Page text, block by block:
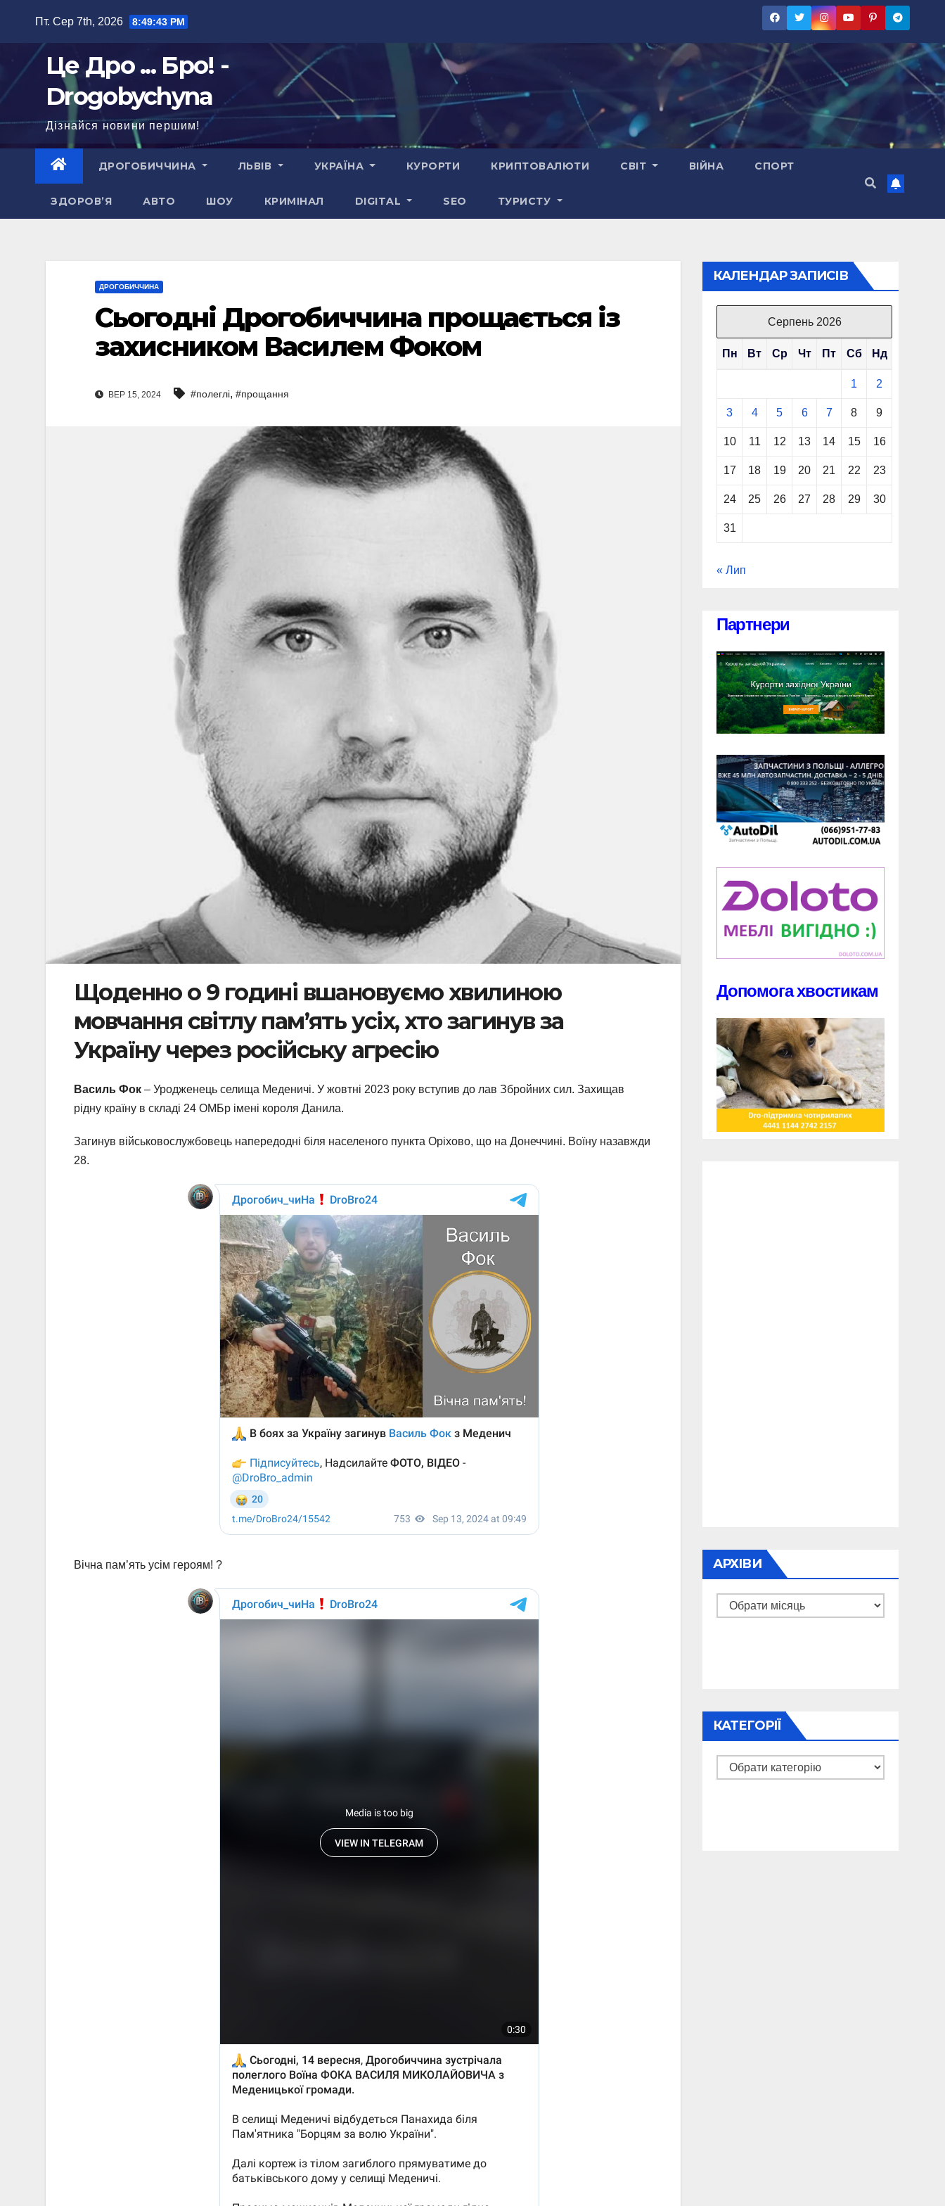
Пт. Сер 7th, 2026 8:49:44 PM
Це Дро ... Бро! -
Drogobychyna
Дізнайся новини першим!
ДРОГОБИЧЧИНА ЛЬВІВ УКРАЇНА КУРОРТИ КРИПТОВАЛЮТИ СВІТ ВІЙНА СПОРТ
ЗДОРОВ’Я АВТО ШОУ КРИМІНАЛ DIGITAL SEO ТУРИСТУ
ДРОГОБИЧЧИНА
Сьогодні Дрогобиччина прощається із
захисником Василем Фоком
ВЕР 15, 2024 #полеглі, #прощання
Щоденно о 9 годині вшановуємо хвилиною
мовчання світлу памʼять усіх, хто загинув за
Україну через російську агресію
Василь Фок – Уродженець селища Меденичі. У жовтні 2023 року вступив до лав Збройних сил. Захищав
рідну країну в складі 24 ОМБр імені короля Данила.
Загинув військовослужбовець напередодні біля населеного пункта Оріхово, що на Донеччині. Воїну назавжди
28.
Вічна пам’ять усім героям! ?
КАЛЕНДАР ЗАПИСІВ
Серпень 2026
Пн Вт Ср Чт Пт Сб Нд
1 2
3 4 5 6 7 8 9
10 11 12 13 14 15 16
17 18 19 20 21 22 23
24 25 26 27 28 29 30
31
« Лип
Партнери
Допомога хвостикам
АРХІВИ
Архіви
КАТЕГОРІЇ
Категорії